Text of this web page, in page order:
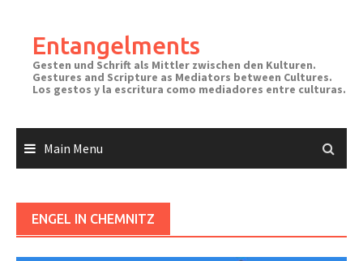
contentEntangelments
Gesten und Schrift als Mittler zwischen den Kulturen.
Gestures and Scripture as Mediators between Cultures.
Los gestos y la escritura como mediadores entre culturas.
Main Menu
ENGEL IN CHEMNITZ